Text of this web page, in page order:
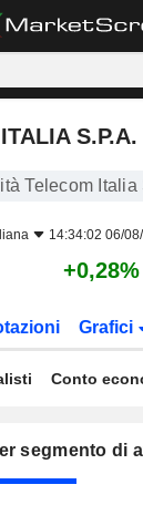
S.P.A.
S.P.A.
Telecom Italia
14:34:02 06/
+0,28%
Grafici
Conto
segmento di